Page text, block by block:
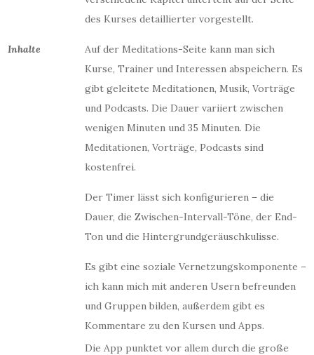
Inhalte
des Kurses detaillierter vorgestellt.
Auf der Meditations-Seite kann man sich
Kurse, Trainer und Interessen abspeichern. Es
gibt geleitete Meditationen, Musik, Vorträge
und Podcasts. Die Dauer variiert zwischen
wenigen Minuten und 35 Minuten. Die
Meditationen, Vorträge, Podcasts sind
kostenfrei.
Der Timer lässt sich konfigurieren – die
Dauer, die Zwischen-Intervall-Töne, der End-
Ton und die Hintergrundgeräuschkulisse.
Es gibt eine soziale Vernetzungskomponente –
ich kann mich mit anderen Usern befreunden
und Gruppen bilden, außerdem gibt es
Kommentare zu den Kursen und Apps.
Die App punktet vor allem durch die große